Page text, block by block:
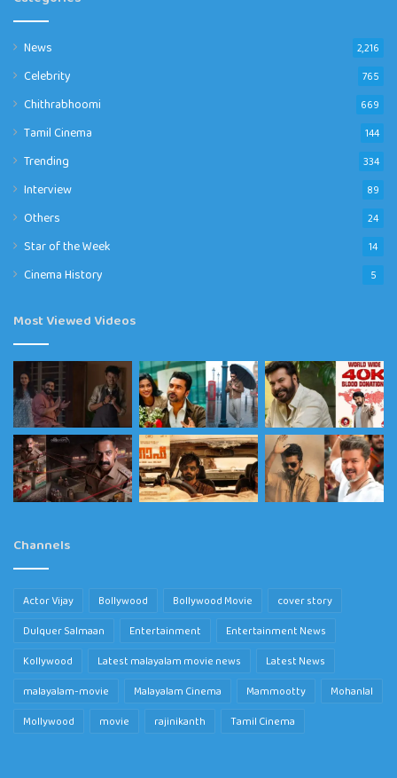
News 2,216
Celebrity 765
Chithrabhoomi 669
Tamil Cinema 144
Trending 334
Interview 89
Others 24
Star of the Week 14
Cinema History 5
Most Viewed Videos
Channels
Actor Vijay Bollywood Bollywood Movie
cover story
Dulquer Salmaan
Entertainment
Entertainment News
Kollywood
Latest malayalam movie news
Latest News
malayalam-movie
Malayalam Cinema Mammootty
Mohanlal
Mollywood
movie rajinikanth Tamil Cinema